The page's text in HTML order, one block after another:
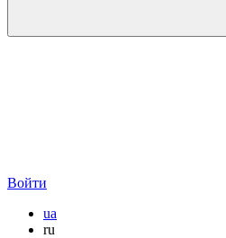
Войти
ua
ru